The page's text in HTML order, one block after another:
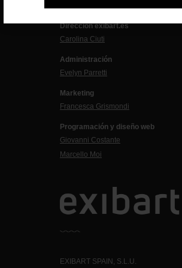
Dirección exibart.es
Carolina Ciuti
Administración
Evelyn Parretti
Marketing
Francesca Grismondi
Programación y diseño web
Giovanni Costante
Marcello Moi
EXIBART SPAIN, S.L.U.